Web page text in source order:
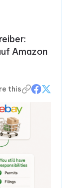
Amazon
this